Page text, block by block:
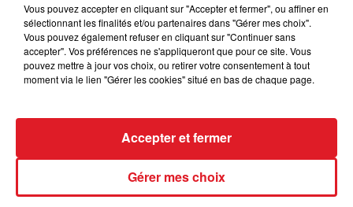
BÉTHUNE: ENQUÊTE POUR HOMICIDE
VOLONTAIRE EN COURS, APRÈS LA...
Selon les premiers éléments, le logement servait
à des prostituées
Vous pouvez accepter en cliquant sur "Accepter et fermer", ou affiner en
sélectionnant les finalités et/ou partenaires dans "Gérer mes choix".
Vous pouvez également refuser en cliquant sur "Continuer sans
accepter". Vos préférences ne s'appliqueront que pour ce site. Vous
pouvez mettre à jour vos choix, ou retirer votre consentement à tout
moment via le lien "Gérer les cookies" situé en bas de chaque page.
Gérer mes choix
Accepter et fermer